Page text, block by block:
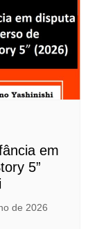
em
5”
de 2026